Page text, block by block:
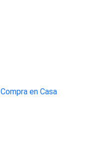
Compra en Casa